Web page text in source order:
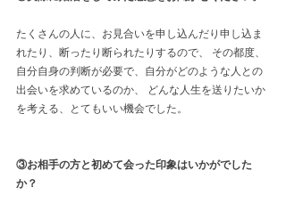
たくさんの人に、お見合いを申し込んだり申し込ま
れたり、断ったり断られたりするので、 その都度、
自分自身の判断が必要で、自分がどのような人との
出会いを求めているのか、 どんな人生を送りたいか
を考える、とてもいい機会でした。
③お相手の方と初めて会った印象はいかがでした
か？